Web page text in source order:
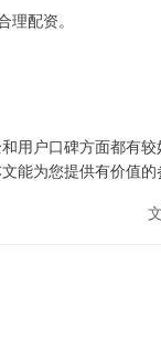
配资。
用户口碑方面都有
为您提供有价值的